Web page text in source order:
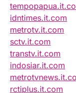
idntimes.it.com
metrotv.it.com
sctv.it.com
transtv.it.com
indosiar.it.com
rctiplus.it.com